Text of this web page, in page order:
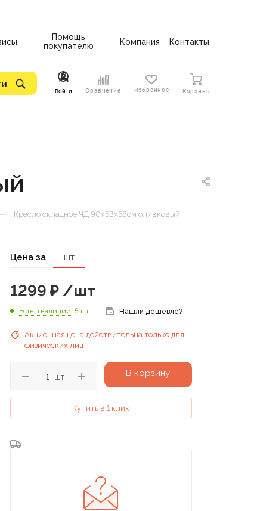
Помощь
покупателю
Компания Контакты
Войти Сравнение Избранное Корзина
— Кресло складное ЧД 90х53х58см оливковый
Цена за шт
1299 ₽/шт
Есть в наличии: 5 шт Нашли дешевле?
Акционная цена действительна только для
физических лиц
шт В корзину
Купить в 1 клик